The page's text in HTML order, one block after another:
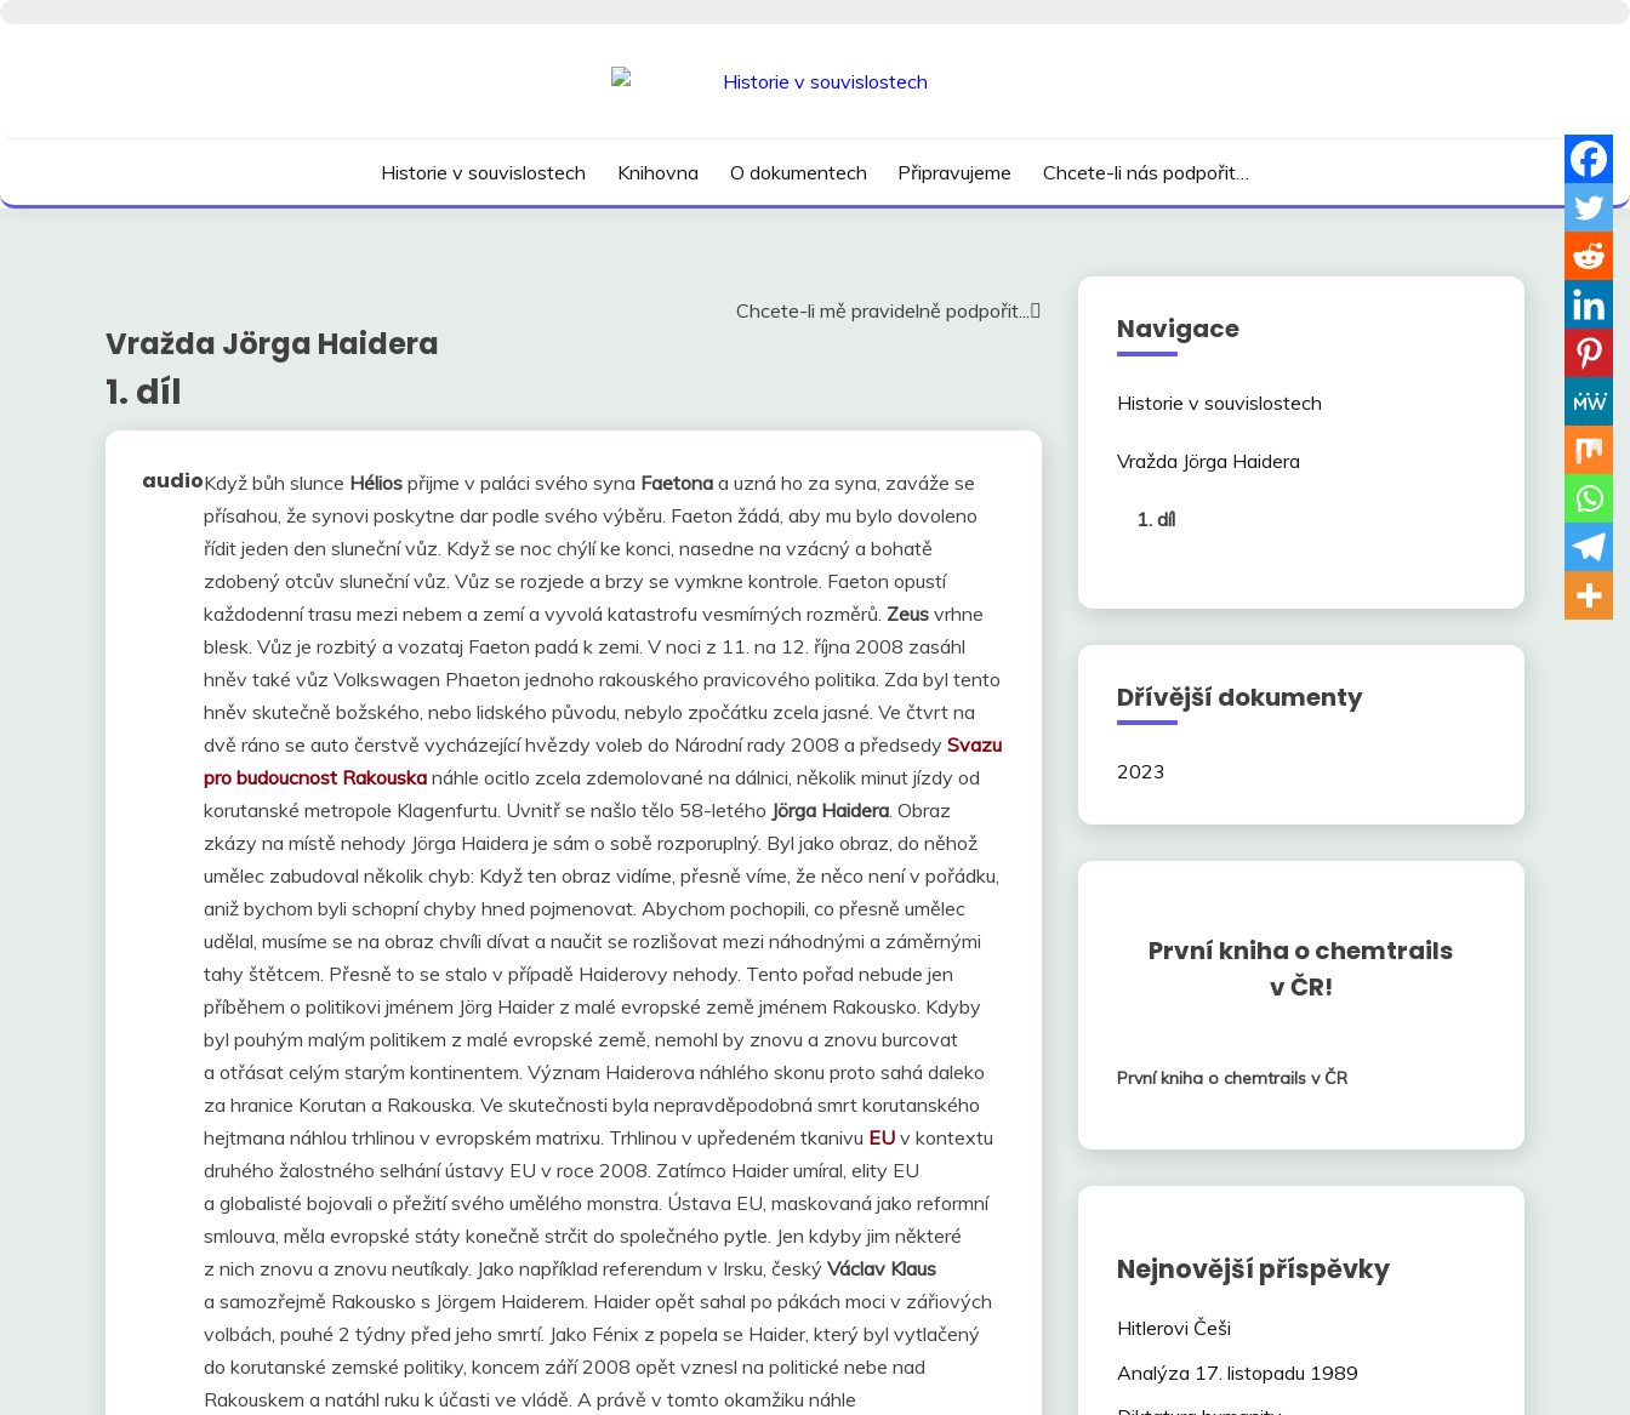
Historie v souvislostech Knihovna O dokumentech Připravujeme Chcete-li nás podpořit…
Chcete-li mě pravidelně podpořit...
Vražda Jörga Haidera
1. díl
audioKdyž bůh slunce Hélios přijme v paláci svého syna Faetona a uzná ho za syna, zaváže se
přísahou, že synovi poskytne dar podle svého výběru. Faeton žádá, aby mu bylo dovoleno
řídit jeden den sluneční vůz. Když se noc chýlí ke konci, nasedne na vzácný a bohatě
zdobený otcův sluneční vůz. Vůz se rozjede a brzy se vymkne kontrole. Faeton opustí
každodenní trasu mezi nebem a zemí a vyvolá katastrofu vesmírných rozměrů. Zeus vrhne
blesk. Vůz je rozbitý a vozataj Faeton padá k zemi. V noci z 11. na 12. října 2008 zasáhl
hněv také vůz Volkswagen Phaeton jednoho rakouského pravicového politika. Zda byl tento
hněv skutečně božského, nebo lidského původu, nebylo zpočátku zcela jasné. Ve čtvrt na
dvě ráno se auto čerstvě vycházející hvězdy voleb do Národní rady 2008 a předsedy Svazu
pro budoucnost Rakouska náhle ocitlo zcela zdemolované na dálnici, několik minut jízdy od
korutanské metropole Klagenfurtu. Uvnitř se našlo tělo 58-letého Jörga Haidera. Obraz
zkázy na místě nehody Jörga Haidera je sám o sobě rozporuplný. Byl jako obraz, do něhož
umělec zabudoval několik chyb: Když ten obraz vidíme, přesně víme, že něco není v pořádku,
aniž bychom byli schopní chyby hned pojmenovat. Abychom pochopili, co přesně umělec
udělal, musíme se na obraz chvíli dívat a naučit se rozlišovat mezi náhodnými a záměrnými
tahy štětcem. Přesně to se stalo v případě Haiderovy nehody. Tento pořad nebude jen
příběhem o politikovi jménem Jörg Haider z malé evropské země jménem Rakousko. Kdyby
byl pouhým malým politikem z malé evropské země, nemohl by znovu a znovu burcovat
a otřásat celým starým kontinentem. Význam Haiderova náhlého skonu proto sahá daleko
za hranice Korutan a Rakouska. Ve skutečnosti byla nepravděpodobná smrt korutanského
hejtmana náhlou trhlinou v evropském matrixu. Trhlinou v upředeném tkanivu EU v kontextu
druhého žalostného selhání ústavy EU v roce 2008. Zatímco Haider umíral, elity EU
a globalisté bojovali o přežití svého umělého monstra. Ústava EU, maskovaná jako reformní
smlouva, měla evropské státy konečně strčit do společného pytle. Jen kdyby jim některé
z nich znovu a znovu neutíkaly. Jako například referendum v Irsku, český Václav Klaus
a samozřejmě Rakousko s Jörgem Haiderem. Haider opět sahal po pákách moci v zářiových
volbách, pouhé 2 týdny před jeho smrtí. Jako Fénix z popela se Haider, který byl vytlačený
do korutanské zemské politiky, koncem září 2008 opět vznesl na politické nebe nad
Rakouskem a natáhl ruku k účasti ve vládě. A právě v tomto okamžiku náhle
Navigace
Historie v souvislostech
Vražda Jörga Haidera
1. díl
Dřívější dokumenty
2023
První kniha o chemtrails
v ČR!
První kniha o chemtrails v ČR
Nejnovější příspěvky
Hitlerovi Češi
Analýza 17. listopadu 1989